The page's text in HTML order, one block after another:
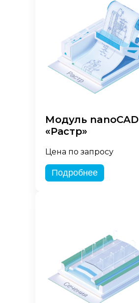
Модуль nanoCAD
«Растр»
Цена по запросу
Подробнее